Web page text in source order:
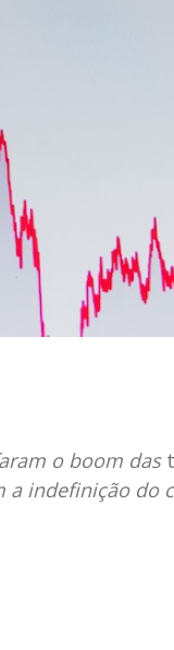
o boom das
a indefinição do